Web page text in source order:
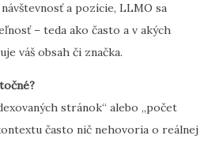
a pozície, LLMO sa
– teda ako často a v akých
váš obsah či značka.
stránok“ alebo „počet
často nič nehovoria o reálnej